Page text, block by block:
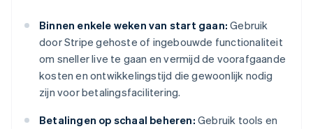
Binnen enkele weken van start gaan: Gebruik
door Stripe gehoste of ingebouwde functionaliteit
om sneller live te gaan en vermijd de voorafgaande
kosten en ontwikkelingstijd die gewoonlijk nodig
zijn voor betalingsfacilitering.
Betalingen op schaal beheren: Gebruik tools en